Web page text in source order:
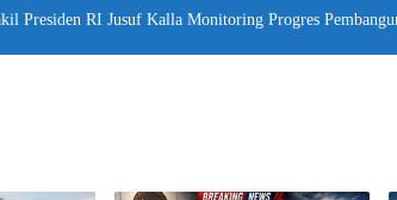
Presiden RI Jusuf Kalla Monitoring Progres